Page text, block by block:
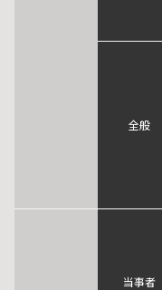
全般
当事者